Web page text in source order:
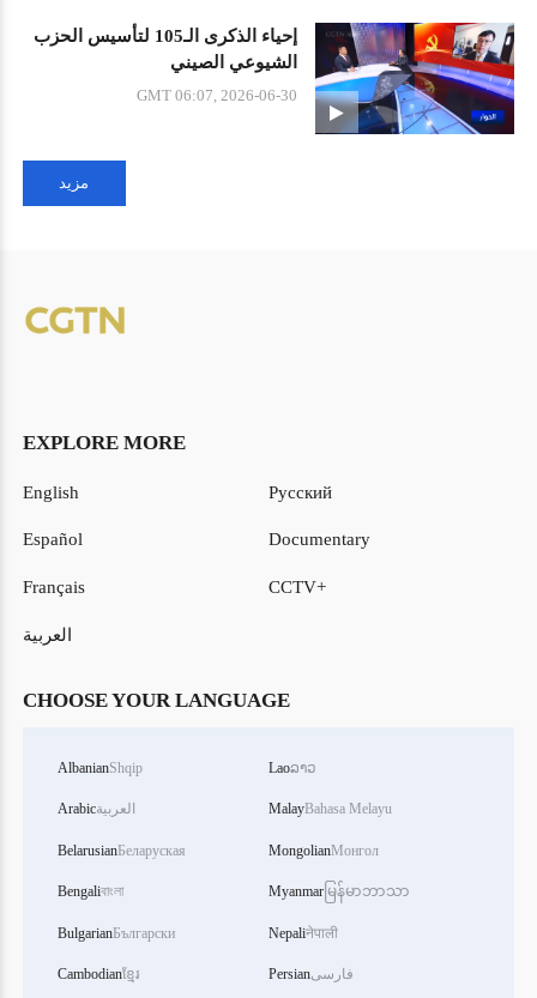
إحياء الذكرى الـ105 لتأسيس الحزب
الشيوعي الصيني
GMT 06:07, 2026-06-30
مزيد
EXPLORE MORE
English
Español
Français
العربية
Русский
Documentary
CCTV+
CHOOSE YOUR LANGUAGE
AlbanianShqip
Arabicالعربية
BelarusianБеларуская
Bengaliবাংলা
BulgarianБългарски
Cambodianខ្មែរ
Laoລາວ
MalayBahasa Melayu
MongolianМонгол
Myanmar မြန်မာဘာသာ
Nepaliनेपाली
Persianفارسی